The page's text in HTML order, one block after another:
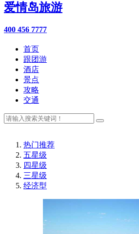
爱情岛旅游
400 456 7777
首页
跟团游
酒店
景点
攻略
交通
热门推荐
五星级
四星级
三星级
经济型